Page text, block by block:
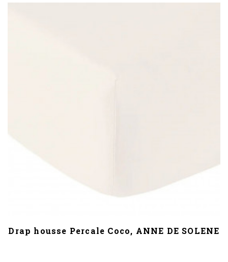
Drap housse Percale Coco, ANNE DE SOLENE